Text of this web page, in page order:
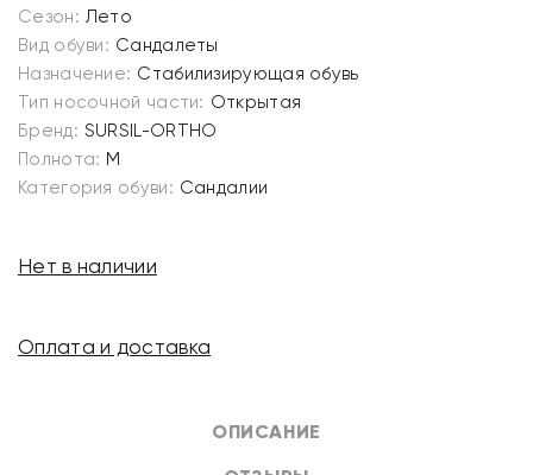
ОПИСАНИЕ
Сезон: Лето
Вид обуви: Сандалеты
Назначение: Стабилизирующая обувь
Тип носочной части: Открытая
Бренд: SURSIL-ORTHO
Полнота: M
Категория обуви: Сандалии
Нет в наличии
Оплата и доставка